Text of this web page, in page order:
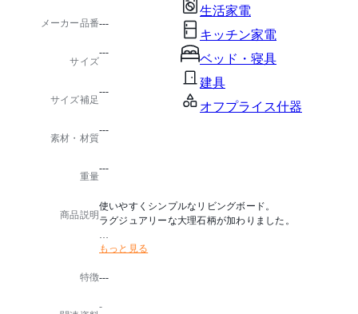
生活家電
キッチン家電
ベッド・寝具
建具
オフプライス什器
メーカー品番---
サイズ
---
サイズ補足
---
素材・材質
---
重量
---
商品説明
使いやすくシンプルなリビングボード。
ラグジュアリーな大理石柄が加わりました。
生産国：中国
もっと見る
特徴---
-